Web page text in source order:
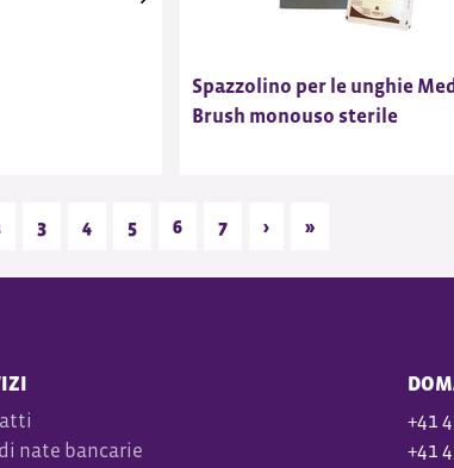
Spazzolino per le unghie
Brush monouso sterile
3 4 5 6 7 › »
nate bancarie
+41
+41